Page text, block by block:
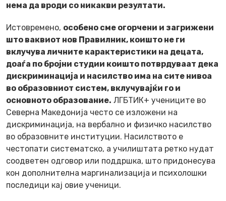
нема да вроди со никакви резултати.
Истовремено, особено сме огорчени и загрижени
што ваквиот нов Правилник, коишто не ги
вклучува личните карактеристики на децата,
доаѓа по бројни студии коишто потврдуваат дека
дискриминација и насилство има на сите нивоа
во образовниот систем, вклучувајќи го и
основното образование. ЛГБТИК+ учениците во
Северна Македонија често се изложени на
дискриминација, на вербално и физичко насилство
во образовните институции. Насилството е
честопати систематско, а училиштата ретко нудат
соодветен одговор или поддршка, што придонесува
кон дополнителна маргинализација и психолошки
последици кај овие ученици.